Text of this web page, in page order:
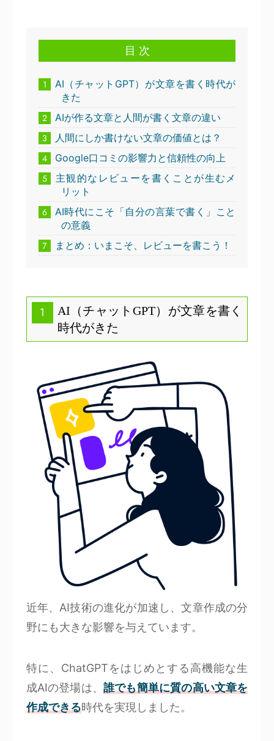
目 次
1
AI（チャットGPT）が文章を書く時代が
きた
2
AIが作る文章と人間が書く文章の違い
3
人間にしか書けない文章の価値とは？
4
Google口コミの影響力と信頼性の向上
5
主観的なレビューを書くことが生むメ
リット
6
AI時代にこそ「自分の言葉で書く」こと
の意義
7
まとめ：いまこそ、レビューを書こう！
1
AI（チャットGPT）が文章を書く
時代がきた
近年、AI技術の進化が加速し、文章作成の分
野にも大きな影響を与えています。
特に、ChatGPTをはじめとする高機能な生
成AIの登場は、 誰でも簡単に質の高い文章を
作成できる時代を実現しました。